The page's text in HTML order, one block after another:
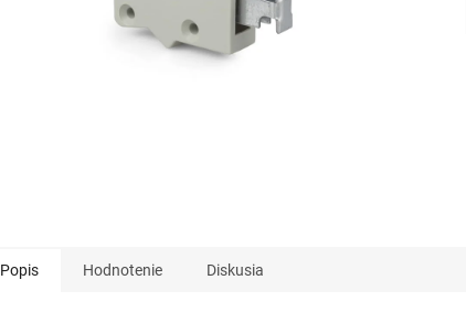
Popis Hodnotenie Diskusia